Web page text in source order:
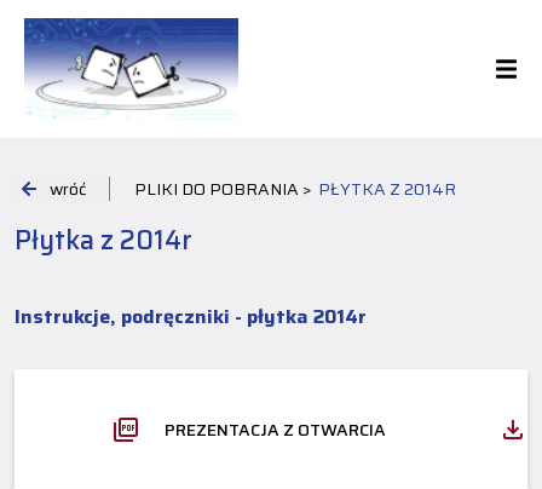
wróć PLIKI DO POBRANIA > PŁYTKA Z 2014R
Płytka z 2014r
Instrukcje, podręczniki - płytka 2014r
PREZENTACJA Z OTWARCIA